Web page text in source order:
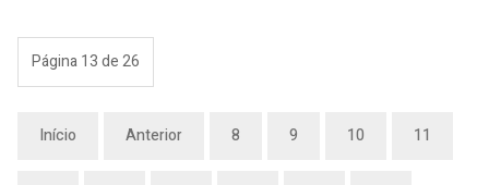
Página 13 de 26
Início Anterior 8 9 10 11